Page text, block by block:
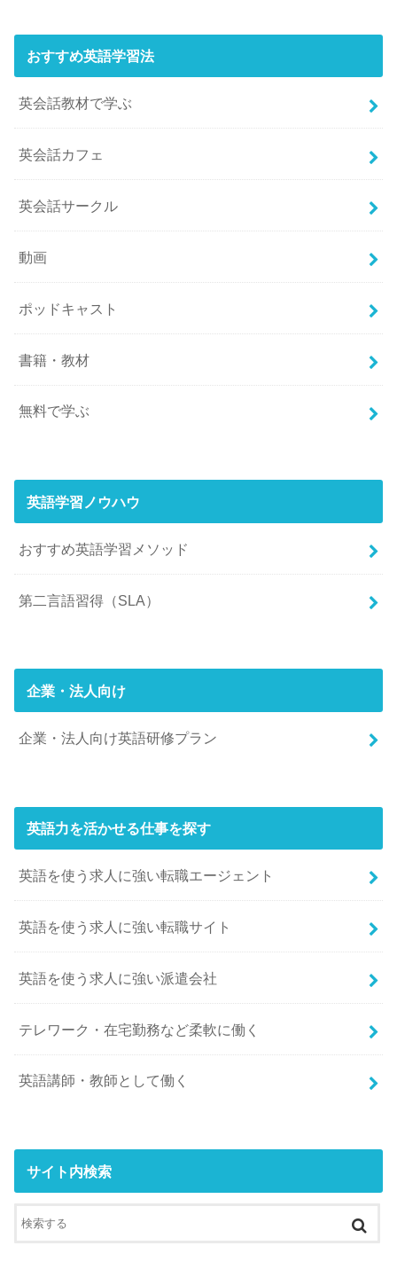
おすすめ英語学習法
英会話教材で学ぶ
英会話カフェ
英会話サークル
動画
ポッドキャスト
書籍・教材
無料で学ぶ
英語学習ノウハウ
おすすめ英語学習メソッド
第二言語習得（SLA）
企業・法人向け
企業・法人向け英語研修プラン
英語力を活かせる仕事を探す
英語を使う求人に強い転職エージェント
英語を使う求人に強い転職サイト
英語を使う求人に強い派遣会社
テレワーク・在宅勤務など柔軟に働く
英語講師・教師として働く
サイト内検索